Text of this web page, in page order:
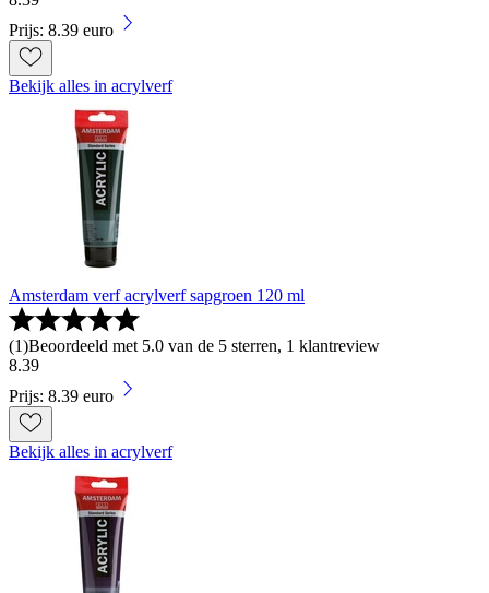
Prijs: 8.39 euro
Bekijk alles in acrylverf
Amsterdam verf acrylverf sapgroen 120 ml
(1)Beoordeeld met 5.0 van de 5 sterren, 1 klantreview
8.39
Prijs: 8.39 euro
Bekijk alles in acrylverf